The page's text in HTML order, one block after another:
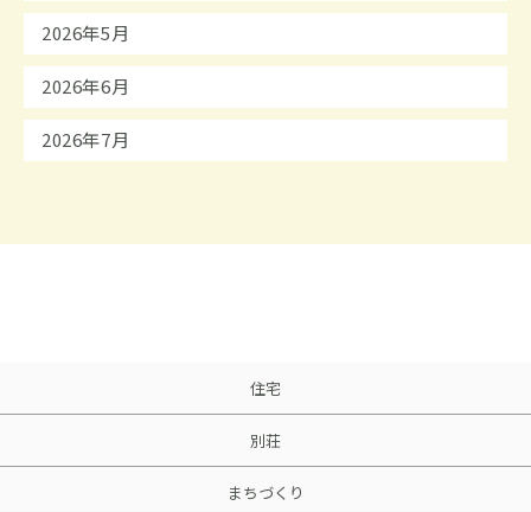
2026年5月
2026年6月
2026年7月
住宅
別荘
まちづくり